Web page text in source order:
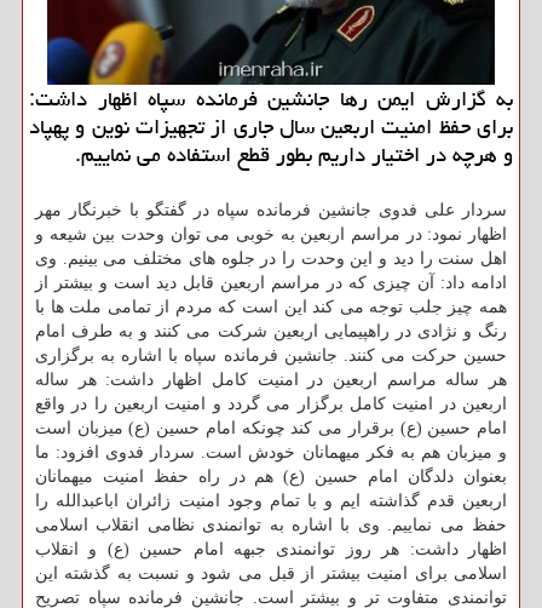
به گزارش ایمن رها جانشین فرمانده سپاه اظهار داشت:
برای حفظ امنیت اربعین سال جاری از تجهیزات نوین و پهپاد
و هرچه در اختیار داریم بطور قطع استفاده می نماییم.
سردار علی فدوی جانشین فرمانده سپاه در گفتگو با خبرنگار مهر
اظهار نمود: در مراسم اربعین به خوبی می توان وحدت بین شیعه و
اهل سنت را دید و این وحدت را در جلوه های مختلف می بینیم. وی
ادامه داد: آن چیزی كه در مراسم اربعین قابل دید است و بیشتر از
همه چیز جلب توجه می كند این است كه مردم از تمامی ملت ها با
رنگ و نژادی در راهپیمایی اربعین شركت می كنند و به طرف امام
حسین حركت می كنند. جانشین فرمانده سپاه با اشاره به برگزاری
هر ساله مراسم اربعین در امنیت كامل اظهار داشت: هر ساله
اربعین در امنیت كامل برگزار می گردد و امنیت اربعین را در واقع
امام حسین (ع) برقرار می كند چونكه امام حسین (ع) میزبان است
و میزبان هم به فكر میهمانان خودش است. سردار فدوی افزود: ما
بعنوان دلدگان امام حسین (ع) هم در راه حفظ امنیت میهمانان
اربعین قدم گذاشته ایم و با تمام وجود امنیت زائران اباعبدالله را
حفظ می نماییم. وی با اشاره به توانمندی نظامی انقلاب اسلامی
اظهار داشت: هر روز توانمندی جبهه امام حسین (ع) و انقلاب
اسلامی برای امنیت بیشتر از قبل می شود و نسبت به گذشته این
توانمندی متفاوت تر و بیشتر است. جانشین فرمانده سپاه تصریح